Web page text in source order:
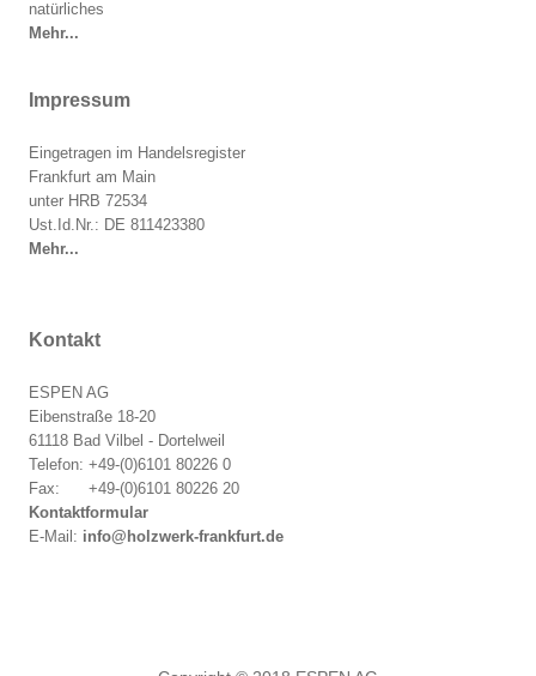
natürliches
Mehr...
Impressum
Eingetragen im Handelsregister
Frankfurt am Main
unter HRB 72534
Ust.Id.Nr.: DE 811423380
Mehr...
Kontakt
ESPEN AG
Eibenstraße 18-20
61118 Bad Vilbel - Dortelweil
Telefon: +49-(0)6101 80226 0
Fax: +49-(0)6101 80226 20
Kontaktformular
E-Mail: info@holzwerk-frankfurt.de